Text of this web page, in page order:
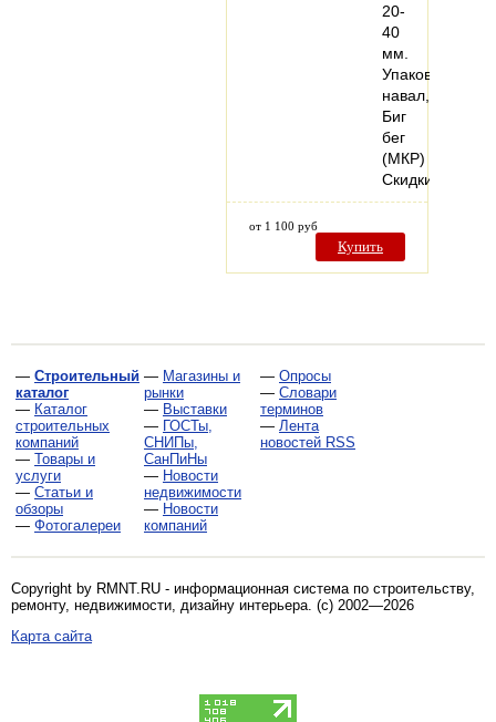
20-
40
мм.
Упаковка:
навал,
Биг
бег
(МКР)
Скидки…
от 1 100 руб
Купить
— Строительный
каталог
— Каталог
строительных
компаний
— Товары и
услуги
— Статьи и
обзоры
— Фотогалереи
— Магазины и
рынки
— Выставки
— ГОСТы,
СНИПы,
СанПиНы
— Новости
недвижимости
— Новости
компаний
— Опросы
— Словари
терминов
— Лента
новостей RSS
Copyright by RMNT.RU - информационная система по строительству,
ремонту, недвижимости, дизайну интерьера. (c) 2002—2026
Карта сайта